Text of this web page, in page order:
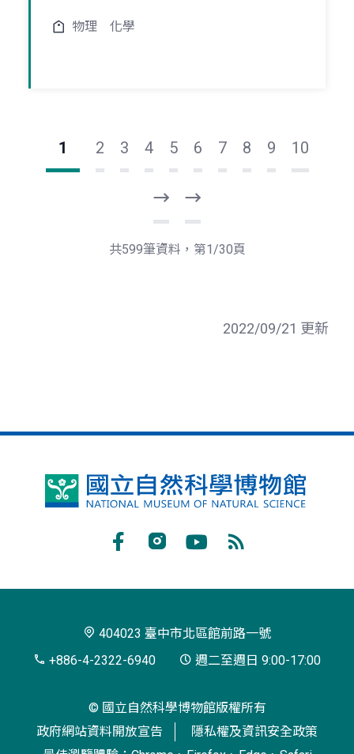
物理 化學
1 2 3 4 5 6 7 8 9 10
一
頁
後
一
共599筆資料，第1/30頁
2022/09/21 更新
國
博
閱
404023 臺中市北區館前路一號
+886-4-2322-6940
週二至週日 9:00-17:00
© 國立自然科學博物館版權所有
政府網站資料開放宣告
隱私權及資訊安全政策